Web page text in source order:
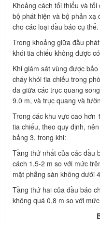
Khoảng cách tối thiểu và
bộ phát hiện và bộ phản xạ
cho các loại đầu báo cụ thể.
Trong khoảng giữa đầu
khói tia chiếu không được
Khi giám sát vùng được
cháy khói tia chiếu trong
đa giữa các trục quang
9.0 m, và trục quang và
Trong các khu vực cao hơn
tia chiếu, theo quy định,
bảng 3, trong khi:
Tầng thứ nhất của các đầu
cách 1,5-2 m so với mức
mặt phẳng sàn không dưới
Tầng thứ hai của đầu báo
không quá 0,8 m so với